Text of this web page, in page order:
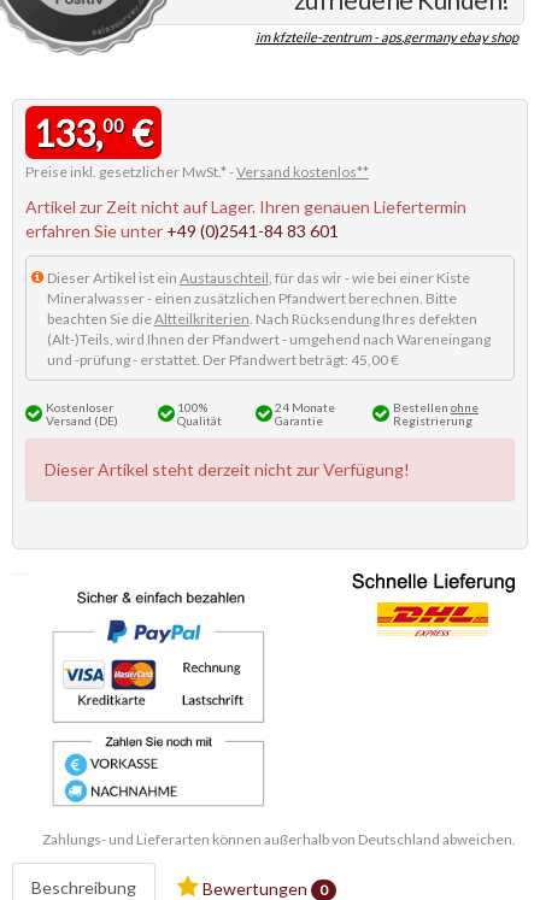
im kfzteile-zentrum - aps.germany ebay shop
133,00€
Preise inkl. gesetzlicher MwSt.* -Versand kostenlos**
Artikel zur Zeit nicht auf Lager. Ihren genauen Liefertermin
erfahren Sie unter +49 (0)2541-84 83 601
Dieser Artikel ist ein Austauschteil , für das wir - wie bei einer Kiste
Mineralwasser - einen zusätzlichen Pfandwert berechnen. Bitte
beachten Sie dieAltteilkriterien . Nach Rücksendung Ihres defekten
(Alt-)Teils, wird Ihnen der Pfandwert - umgehend nach Wareneingang
und -prüfung - erstattet. Der Pfandwert beträgt: 45,00 €
Kostenloser
Versand (DE)
100%
Qualität
24 Monate
Garantie
Bestellen ohne
Registrierung
Dieser Artikel steht derzeit nicht zur Verfügung!
Zahlungs- und Lieferarten können außerhalb von Deutschland abweichen.
Beschreibung Bewertungen 0